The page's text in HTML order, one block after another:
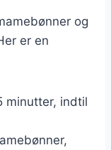
og
er en
minutter, indtil